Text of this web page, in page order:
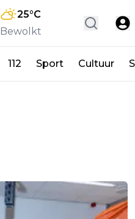
25°C
Bewolkt
112 Sport Cultuur